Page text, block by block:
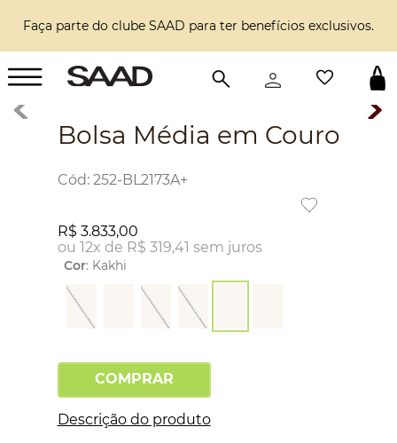
Faça parte do clube SAAD para ter benefícios exclusivos.
Bolsa Média em Couro
: 252-BL2173A+
R$ 3.833,00
ou 12x de R$ 319,41 sem juros
Cor: Kakhi
COMPRAR
Descrição do produto